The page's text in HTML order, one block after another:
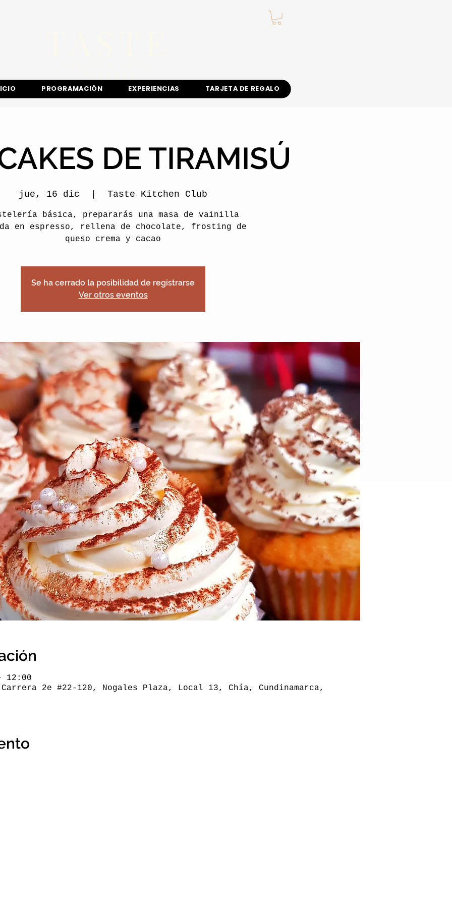
PROGRAMACIÓN EXPERIENCIAS TARJETA DE REGALO
DE TIRAMISÚ
jue, 16 dic Taste Kitchen Club
básica, prepararás una masa de vainilla
en espresso, rellena de chocolate, frosting de
queso crema y cacao
Se ha cerrado la posibilidad de registrarse
Ver otros eventos
12:00
2e #22-120, Nogales Plaza, Local 13, Chía, Cundinamarca,